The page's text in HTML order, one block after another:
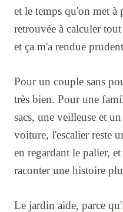
et le temps qu'on met à
retrouvée à calculer
et ça m'a rendue
Pour un couple sans
très bien. Pour une
sacs, une veilleuse et
voiture, l'escalier reste
en regardant le palier,
raconter une histoire
Le jardin aide, parce